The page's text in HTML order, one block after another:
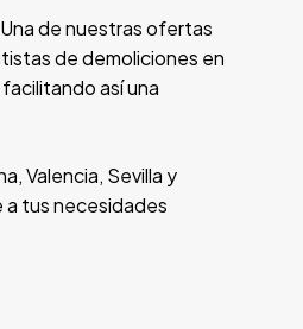
de nuestras ofertas
de demoliciones en
así una
Valencia, Sevilla y
tus necesidades